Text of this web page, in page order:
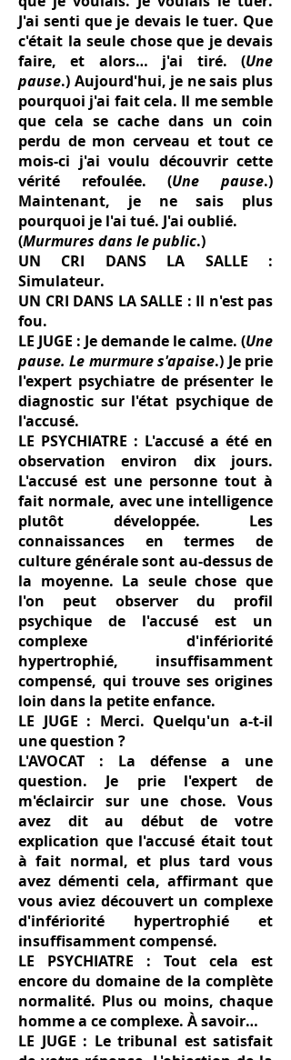
J'ai senti que je devais le tuer. Que
c'était la seule chose que je devais
faire, et alors… j'ai tiré. (Une
pause.) Aujourd'hui, je ne sais plus
pourquoi j'ai fait cela. Il me semble
que cela se cache dans un coin
perdu de mon cerveau et tout ce
mois-ci j'ai voulu découvrir cette
vérité refoulée. (Une pause.)
Maintenant, je ne sais plus
pourquoi je l'ai tué. J'ai oublié.
(Murmures dans le public.)
UN CRI DANS LA SALLE :
Simulateur.
UN CRI DANS LA SALLE : Il n'est pas
fou.
LE JUGE : Je demande le calme. (Une
pause. Le murmure s'apaise.) Je prie
l'expert psychiatre de présenter le
diagnostic sur l'état psychique de
l'accusé.
LE PSYCHIATRE : L'accusé a été en
observation environ dix jours.
L'accusé est une personne tout à
fait normale, avec une intelligence
plutôt développée. Les
connaissances en termes de
culture générale sont au-dessus de
la moyenne. La seule chose que
l'on peut observer du profil
psychique de l'accusé est un
complexe d'infériorité
hypertrophié, insuffisamment
compensé, qui trouve ses origines
loin dans la petite enfance.
LE JUGE : Merci. Quelqu'un a-t-il
une question ?
L'AVOCAT : La défense a une
question. Je prie l'expert de
m'éclaircir sur une chose. Vous
avez dit au début de votre
explication que l'accusé était tout
à fait normal, et plus tard vous
avez démenti cela, affirmant que
vous aviez découvert un complexe
d'infériorité hypertrophié et
insuffisamment compensé.
LE PSYCHIATRE : Tout cela est
encore du domaine de la complète
normalité. Plus ou moins, chaque
homme a ce complexe. À savoir…
LE JUGE : Le tribunal est satisfait